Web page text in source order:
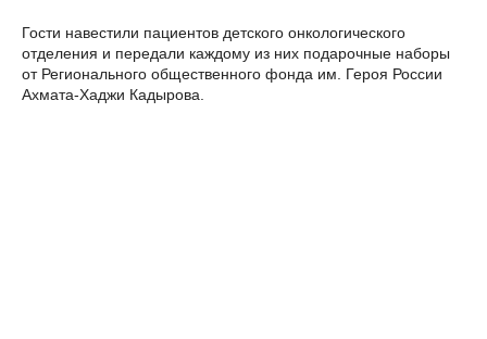
Гости навестили пациентов детского онкологического
отделения и передали каждому из них подарочные наборы
от Регионального общественного фонда им. Героя России
Ахмата-Хаджи Кадырова.